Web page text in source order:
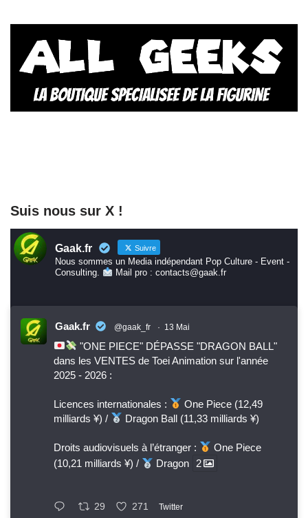
Suis nous sur X !
Gaak.fr Suivre
Nous sommes un Media indépendant Pop Culture - Event -
Consulting.
Mail pro : contacts@gaak.fr
Gaak.fr @gaak_fr · 13 Mai
"ONE PIECE" DÉPASSE "DRAGON BALL"
dans les VENTES de Toei Animation sur l'année
2025 - 2026 :
Licences internationales :
One Piece (12,49
milliards ¥) /
Dragon Ball (11,33 milliards ¥)
Droits audiovisuels à l’étranger :
One Piece
(10,21 milliards ¥) /
Dragon 2
29 271 Twitter